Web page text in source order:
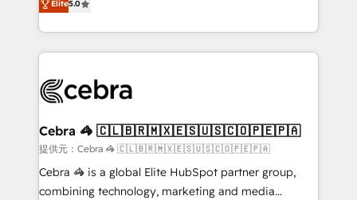
our commitment to data security and compliance. At
OneMetric, we help revenue teams focus on the
developers, designers, and marketers handles all
aspects of your HubSpot. ✨ 400+ global clients ✨
100+ seamless migrations from 15+ different CRMs
implementations, and 5,000+ pages ✨ CS: Clients
CS: 245% organic growth & +751% new visitors for a
full-funnel HubSpot project ✨ CS: 415% conversion
boost with a new HubSpot site Recognized leaders:
🏆 HubSpot Platform Migration Impact Award 🏆
Elite5.0
Cebra 🦓 🇨🇱🇧🇷🇲🇽🇪🇸🇺🇸🇨🇴🇵🇪🇵🇦
提供元：Cebra 🦓 🇨🇱🇧🇷🇲🇽🇪🇸🇺🇸🇨🇴🇵🇪🇵🇦
Cebra 🦓 is a global Elite HubSpot partner group,
combining technology, marketing and media